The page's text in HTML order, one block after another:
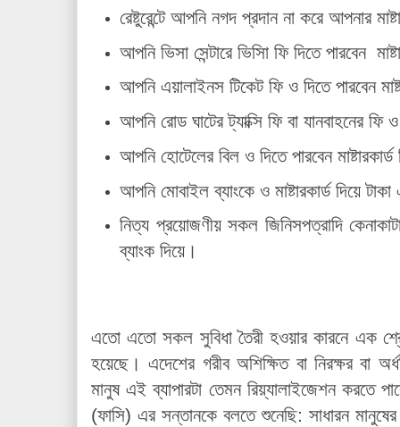
রেষ্টুরেন্টে আপনি নগদ প্রদান না করে আপনার
আপনি ভিসা সেন্টারে ভিসিা ফি দিতে পারবেন
আপনি এয়ালাইনস টিকেট ফি ও দিতে পারবেন
আপনি রোড ঘাটের ট্যাক্সি ফি বা যানবাহনের ফি
আপনি হোটেলের বিল ও দিতে পারবেন
আপনি মোবাইল ব্যাংকে ও মাষ্টারকার্ড দিয়ে
নিত্য প্রয়োজণীয় সকল জিনিসপত্রাদি
ব্যাংক দিয়ে।
এতো এতো সকল সুবিধা তৈরী হওয়ার কারনে এক
হয়েছে। এদেশের গরীব অশিক্ষিত বা নিরক্ষর বা
মানুষ এই ব্যাপারটা তেমন রিয়্যালাইজেশন করতে
(ফাসি) এর সন্তানকে বলতে শুনেছি: সাধারন